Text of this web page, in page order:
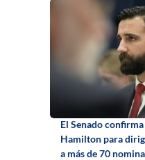
El Senado
Hamilton para
a más de 70